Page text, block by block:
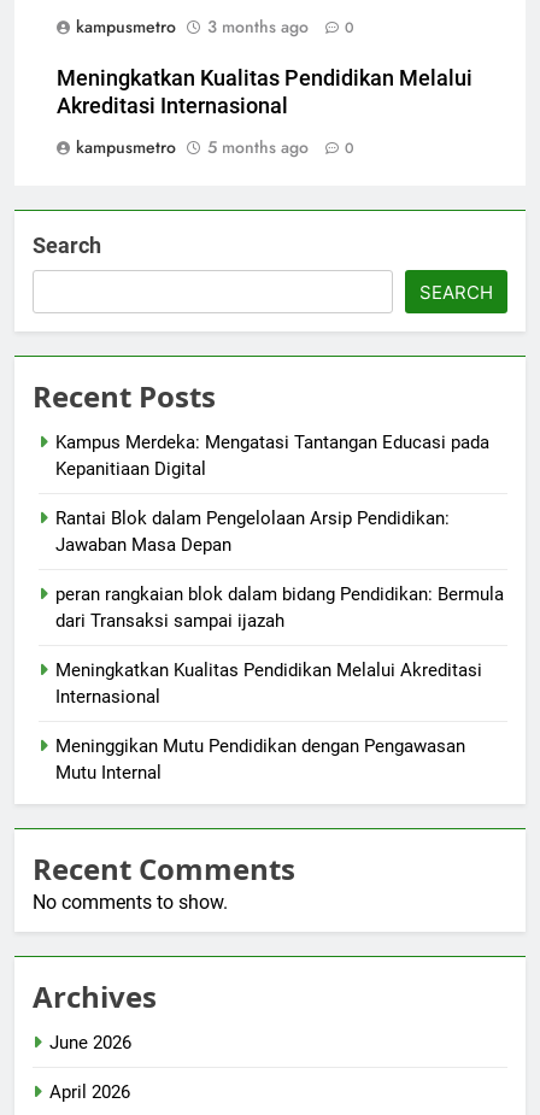
kampusmetro
3 months ago 0
Meningkatkan Kualitas Pendidikan Melalui
Akreditasi Internasional
kampusmetro
5 months ago 0
Search
SEARCH
Recent Posts
Kampus Merdeka: Mengatasi Tantangan Educasi pada
Kepanitiaan Digital
Rantai Blok dalam Pengelolaan Arsip Pendidikan:
Jawaban Masa Depan
peran rangkaian blok dalam bidang Pendidikan: Bermula
dari Transaksi sampai ijazah
Meningkatkan Kualitas Pendidikan Melalui Akreditasi
Internasional
Meninggikan Mutu Pendidikan dengan Pengawasan
Mutu Internal
Recent Comments
No comments to show.
Archives
June 2026
April 2026